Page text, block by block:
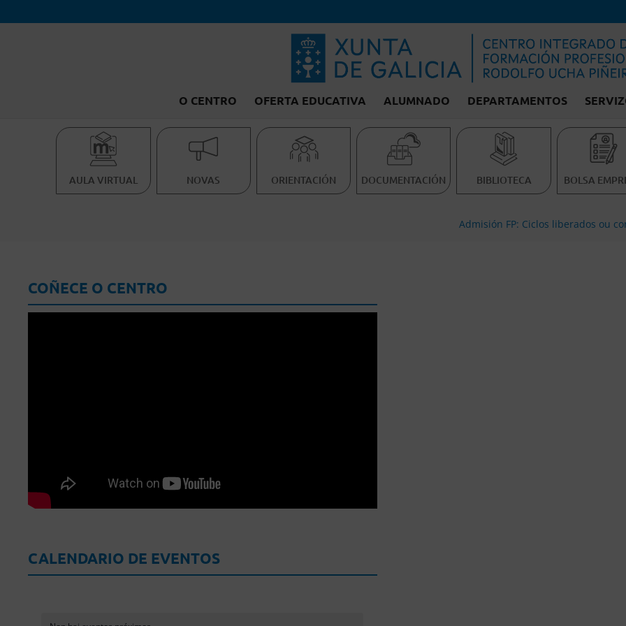
O CENTRO OFERTA EDUCATIVA ALUMNADO DEPARTAMENTOS
AULA VIRTUAL NOVAS ORIENTACIÓN DOCUMENTACIÓN BIBLIOTECA BOLSA
Admisión FP: Ciclos liberados ou con prazas
COÑECE O CENTRO
CALENDARIO DE EVENTOS